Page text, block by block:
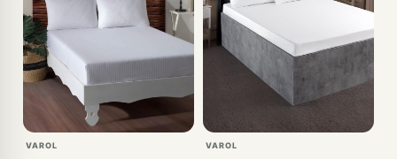
VAROL VAROL